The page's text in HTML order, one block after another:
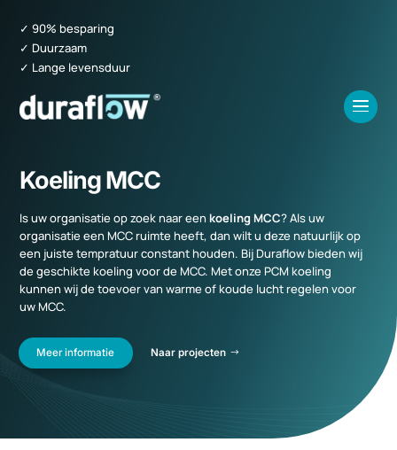
✓ 90% besparing
✓ Duurzaam
✓ Lange levensduur
Koeling MCC
Is uw organisatie op zoek naar eenkoeling MCC? Als uw
organisatie een MCC ruimte heeft, dan wilt u deze natuurlijk op
een juiste tempratuur constant houden. Bij Duraflow bieden wij
de geschikte koeling voor de MCC. Met onze PCM koeling
kunnen wij de toevoer van warme of koude lucht regelen voor